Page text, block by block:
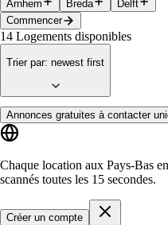
Arnhem Breda
Delft
Commencer
14 Logements disponibles
Trier par: newest first
Annonces gratuites à contacter
Chaque location aux Pays-Bas
scannés toutes les 15 secondes.
Créer un compte